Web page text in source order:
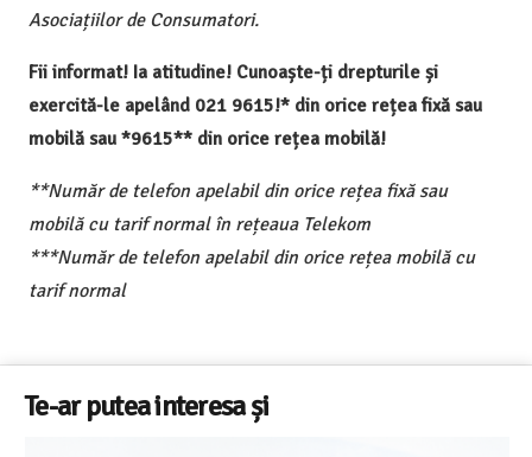
Asociațiilor de Consumatori.
Fii informat! Ia atitudine! Cunoaște-ți drepturile și
exercită-le apelând 021 9615!* din orice rețea fixă sau
mobilă sau *9615** din orice rețea mobilă!
**Număr de telefon apelabil din orice rețea fixă sau
mobilă cu tarif normal în rețeaua Telekom
***Număr de telefon apelabil din orice rețea mobilă cu
tarif normal
Te-ar putea interesa și